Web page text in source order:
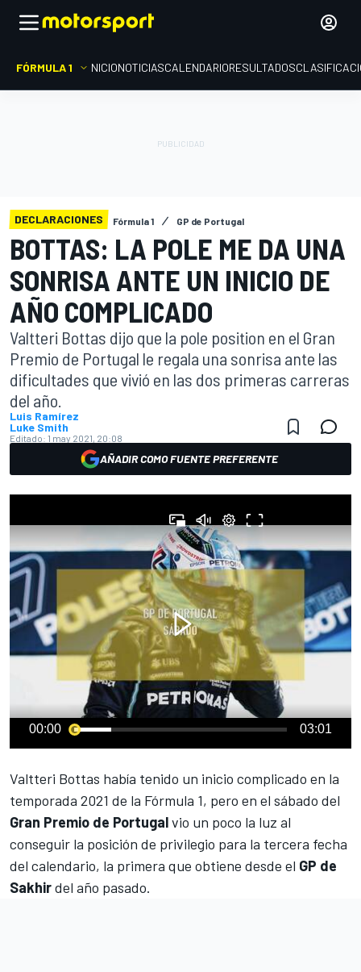
FÓRMULA 1 INICIONOTICIASCALENDARIORESULTADOS
DECLARACIONES Fórmula 1 GP de Portugal
BOTTAS: LA POLE ME DA UNA
SONRISA ANTE UN INICIO DE
AÑO COMPLICADO
Valtteri Bottas dijo que la pole position en el Gran
Premio de Portugal le regala una sonrisa ante las
dificultades que vivió en las dos primeras carreras
del año.
Luis Ramírez
Luke Smith
Editado: 1 may 2021, 20:08
AÑADIR COMO FUENTE PREFERENTE
00:00 03:01
Valtteri Bottas había tenido un inicio complicado en la
temporada 2021 de la Fórmula 1, pero en el sábado del
Gran Premio de Portugalvio un poco la luz al
conseguir la posición de privilegio para la tercera fecha
del calendario, la primera que obtiene desde el GP de
Sakhirdel año pasado.